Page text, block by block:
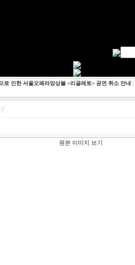
로 인한 서울오페라앙상블 <리골레토> 공연 취소 안내
: